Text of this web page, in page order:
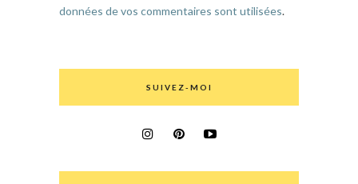
données de vos commentaires sont utilisées.
SUIVEZ-MOI